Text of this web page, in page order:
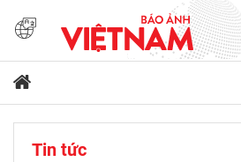
Tin tức